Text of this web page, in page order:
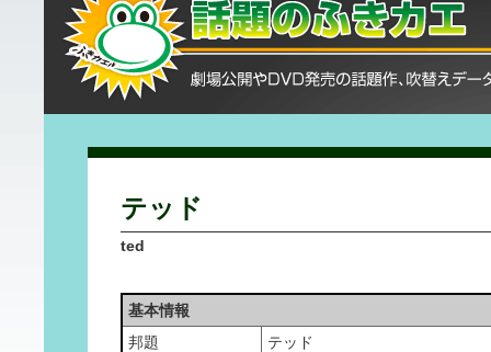
テッド
ted
基本情報
邦題
テッド